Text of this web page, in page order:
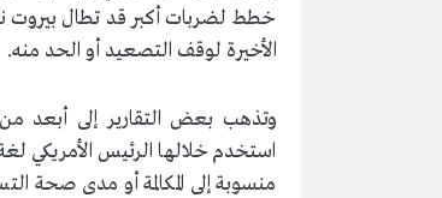
خطط لضربات أكبر قد تطال بيروت
الأخيرة لوقف التصعيد أو الحد منه.
وتذهب بعض التقارير إلى أبعد
استخدم خلالها الرئيس
منسوبة إلى المكالمة أو مدى صحة